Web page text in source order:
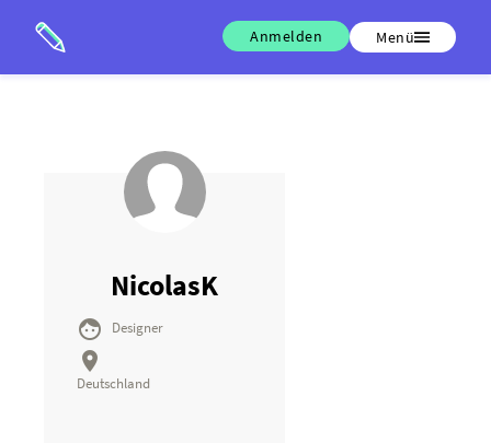
Anmelden Menü
NicolasK
 Designer

Deutschland